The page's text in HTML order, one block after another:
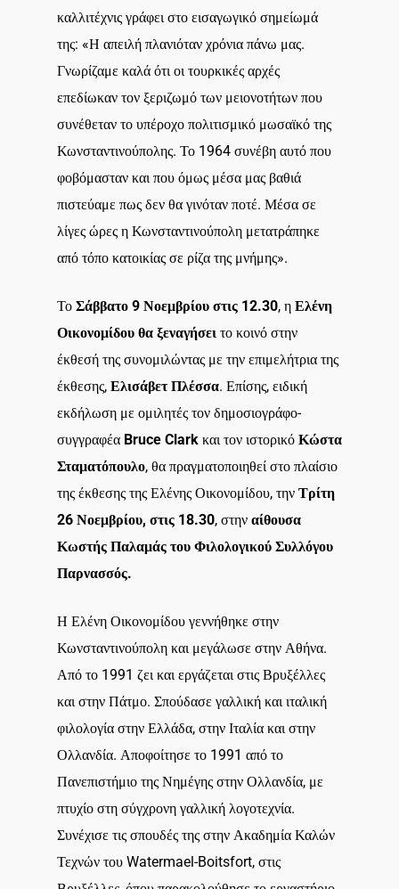
καλλιτέχνις γράφει στο εισαγωγικό σημείωμά
της: «Η απειλή πλανιόταν χρόνια πάνω μας.
Γνωρίζαμε καλά ότι οι τουρκικές αρχές
επεδίωκαν τον ξεριζωμό των μειονοτήτων που
συνέθεταν το υπέροχο πολιτισμικό μωσαϊκό της
Κωνσταντινούπολης. Το 1964 συνέβη αυτό που
φοβόμασταν και που όμως μέσα μας βαθιά
πιστεύαμε πως δεν θα γινόταν ποτέ. Μέσα σε
λίγες ώρες η Κωνσταντινούπολη μετατράπηκε
από τόπο κατοικίας σε ρίζα της μνήμης».
Το Σάββατο 9 Νοεμβρίου στις 12.30, η Ελένη
Οικονομίδου θα ξεναγήσει το κοινό στην
έκθεσή της συνομιλώντας με την επιμελήτρια της
έκθεσης, Ελισάβετ Πλέσσα. Επίσης, ειδική
εκδήλωση με ομιλητές τον δημοσιογράφο-
συγγραφέα Bruce Clark και τον ιστορικό Κώστα
Σταματόπουλο, θα πραγματοποιηθεί στο πλαίσιο
της έκθεσης της Ελένης Οικονομίδου, την Τρίτη
26 Νοεμβρίου, στις 18.30, στην αίθουσα
Κωστής Παλαμάς του Φιλολογικού Συλλόγου
Παρνασσός.
Η Ελένη Οικονομίδου γεννήθηκε στην
Κωνσταντινούπολη και μεγάλωσε στην Αθήνα.
Από το 1991 ζει και εργάζεται στις Βρυξέλλες
και στην Πάτμο. Σπούδασε γαλλική και ιταλική
φιλολογία στην Ελλάδα, στην Ιταλία και στην
Ολλανδία. Αποφοίτησε το 1991 από το
Πανεπιστήμιο της Νημέγης στην Ολλανδία, με
πτυχίο στη σύγχρονη γαλλική λογοτεχνία.
Συνέχισε τις σπουδές της στην Ακαδημία Καλών
Τεχνών του Watermael-Boitsfort, στις